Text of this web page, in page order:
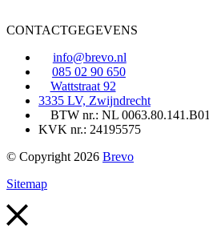
CONTACTGEGEVENS
info@brevo.nl
085 02 90 650
Wattstraat 92
3335 LV, Zwijndrecht
BTW nr.: NL 0063.80.141.B01
KVK nr.: 24195575
© Copyright 2026 Brevo
Sitemap